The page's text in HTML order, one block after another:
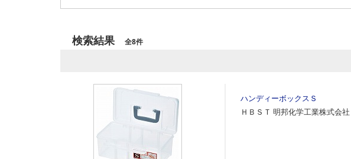
検索結果 全8件
ハンディーボックスＳ
ＨＢＳＴ 明邦化学工業株式会社